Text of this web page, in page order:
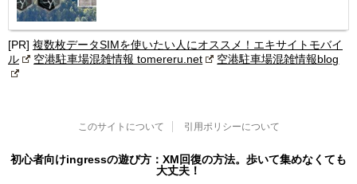
[PR] 複数枚データSIMを使いたい人にオススメ！エキサイトモバイ
ル
空港駐車場混雑情報 tomereru.net 空港駐車場混雑情報blog
このサイトについて 引用ポリシーについて
初心者向けingressの遊び方：XM回復の方法。歩いて集めなくても
大丈夫！